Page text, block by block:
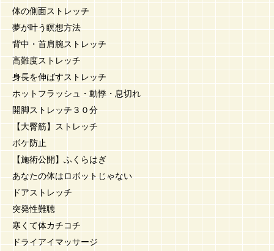
体の側面ストレッチ
夢が叶う瞑想方法
背中・首肩腕ストレッチ
高難度ストレッチ
身長を伸ばすストレッチ
ホットフラッシュ・動悸・息切れ
開脚ストレッチ３０分
【大臀筋】ストレッチ
ボケ防止
【施術公開】ふくらはぎ
あなたの体はロボットじゃない
ドアストレッチ
突発性難聴
寒くて体カチコチ
ドライアイマッサージ